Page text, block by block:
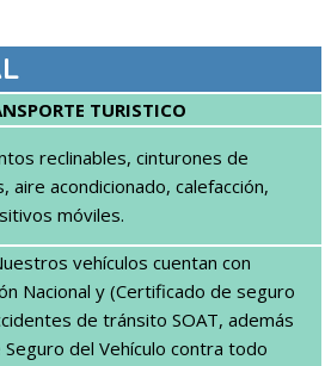
TURISTICO
reclinables, cinturones de
acondicionado, calefacción,
móviles.
vehículos cuentan con
Nacional y (Certificado de seguro
de tránsito SOAT, además
del Vehículo contra todo